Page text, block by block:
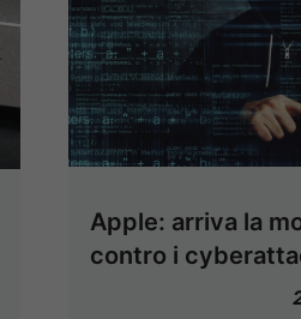
Apple: arriva la
contro i